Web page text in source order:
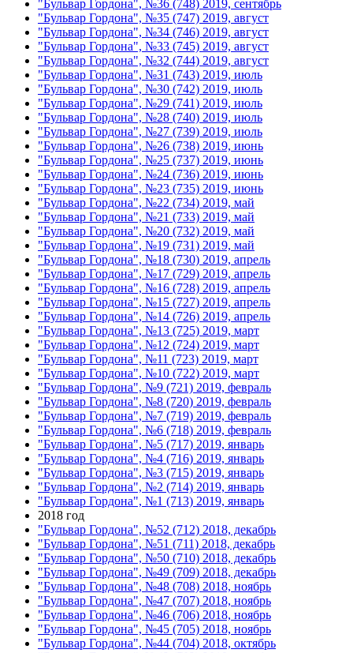
"Бульвар Гордона", №36 (748) 2019, сентябрь
"Бульвар Гордона", №35 (747) 2019, август
"Бульвар Гордона", №34 (746) 2019, август
"Бульвар Гордона", №33 (745) 2019, август
"Бульвар Гордона", №32 (744) 2019, август
"Бульвар Гордона", №31 (743) 2019, июль
"Бульвар Гордона", №30 (742) 2019, июль
"Бульвар Гордона", №29 (741) 2019, июль
"Бульвар Гордона", №28 (740) 2019, июль
"Бульвар Гордона", №27 (739) 2019, июль
"Бульвар Гордона", №26 (738) 2019, июнь
"Бульвар Гордона", №25 (737) 2019, июнь
"Бульвар Гордона", №24 (736) 2019, июнь
"Бульвар Гордона", №23 (735) 2019, июнь
"Бульвар Гордона", №22 (734) 2019, май
"Бульвар Гордона", №21 (733) 2019, май
"Бульвар Гордона", №20 (732) 2019, май
"Бульвар Гордона", №19 (731) 2019, май
"Бульвар Гордона", №18 (730) 2019, апрель
"Бульвар Гордона", №17 (729) 2019, апрель
"Бульвар Гордона", №16 (728) 2019, апрель
"Бульвар Гордона", №15 (727) 2019, апрель
"Бульвар Гордона", №14 (726) 2019, апрель
"Бульвар Гордона", №13 (725) 2019, март
"Бульвар Гордона", №12 (724) 2019, март
"Бульвар Гордона", №11 (723) 2019, март
"Бульвар Гордона", №10 (722) 2019, март
"Бульвар Гордона", №9 (721) 2019, февраль
"Бульвар Гордона", №8 (720) 2019, февраль
"Бульвар Гордона", №7 (719) 2019, февраль
"Бульвар Гордона", №6 (718) 2019, февраль
"Бульвар Гордона", №5 (717) 2019, январь
"Бульвар Гордона", №4 (716) 2019, январь
"Бульвар Гордона", №3 (715) 2019, январь
"Бульвар Гордона", №2 (714) 2019, январь
"Бульвар Гордона", №1 (713) 2019, январь
2018 год
"Бульвар Гордона", №52 (712) 2018, декабрь
"Бульвар Гордона", №51 (711) 2018, декабрь
"Бульвар Гордона", №50 (710) 2018, декабрь
"Бульвар Гордона", №49 (709) 2018, декабрь
"Бульвар Гордона", №48 (708) 2018, ноябрь
"Бульвар Гордона", №47 (707) 2018, ноябрь
"Бульвар Гордона", №46 (706) 2018, ноябрь
"Бульвар Гордона", №45 (705) 2018, ноябрь
"Бульвар Гордона", №44 (704) 2018, октябрь